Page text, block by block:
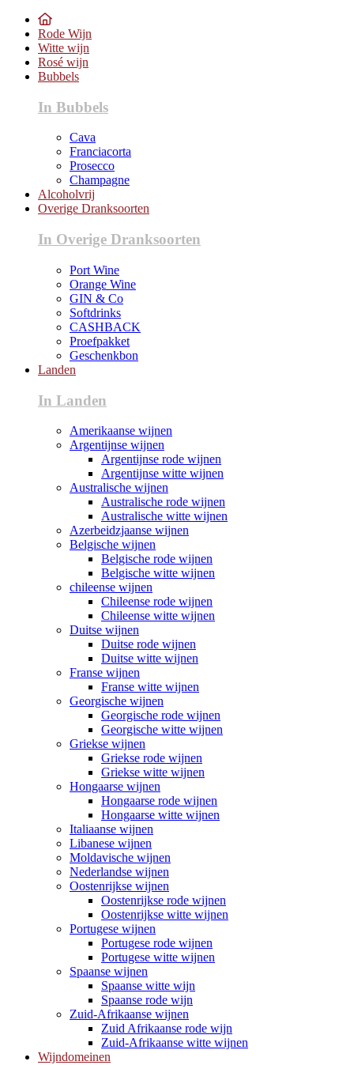
Rode Wijn
Witte wijn
Rosé wijn
Bubbels
In Bubbels
Cava
Franciacorta
Prosecco
Champagne
Alcoholvrij
Overige Dranksoorten
In Overige Dranksoorten
Port Wine
Orange Wine
GIN & Co
Softdrinks
CASHBACK
Proefpakket
Geschenkbon
Landen
In Landen
Amerikaanse wijnen
Argentijnse wijnen
Argentijnse rode wijnen
Argentijnse witte wijnen
Australische wijnen
Australische rode wijnen
Australische witte wijnen
Azerbeidzjaanse wijnen
Belgische wijnen
Belgische rode wijnen
Belgische witte wijnen
chileense wijnen
Chileense rode wijnen
Chileense witte wijnen
Duitse wijnen
Duitse rode wijnen
Duitse witte wijnen
Franse wijnen
Franse witte wijnen
Georgische wijnen
Georgische rode wijnen
Georgische witte wijnen
Griekse wijnen
Griekse rode wijnen
Griekse witte wijnen
Hongaarse wijnen
Hongaarse rode wijnen
Hongaarse witte wijnen
Italiaanse wijnen
Libanese wijnen
Moldavische wijnen
Nederlandse wijnen
Oostenrijkse wijnen
Oostenrijkse rode wijnen
Oostenrijkse witte wijnen
Portugese wijnen
Portugese rode wijnen
Portugese witte wijnen
Spaanse wijnen
Spaanse witte wijn
Spaanse rode wijn
Zuid-Afrikaanse wijnen
Zuid Afrikaanse rode wijn
Zuid-Afrikaanse witte wijnen
Wijndomeinen